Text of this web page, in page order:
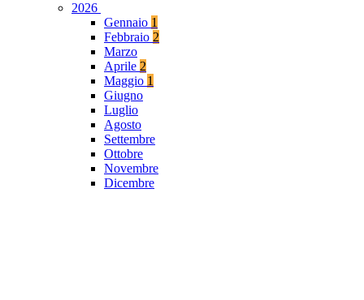
2026
Gennaio 1
Febbraio 2
Marzo
Aprile 2
Maggio 1
Giugno
Luglio
Agosto
Settembre
Ottobre
Novembre
Dicembre